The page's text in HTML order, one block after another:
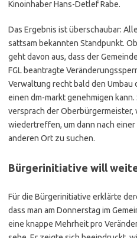
Kinoinhaber Hans-Detlef Rabe.
Das Ergebnis ist überschaubar:
sattsam bekannten Standpunkt.
geht davon aus, dass der
FGL beantragte
Verwaltung recht bald den Umbau
einen dm-markt genehmigen
versprach der
wiedertreffen, um dann nach einer
anderen Ort zu suchen.
Bürgerinitiative will
Für die Bürgerinitiative erklärte
dass man am Donnerstag im
eine knappe Mehrheit pro